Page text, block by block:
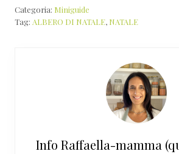
Categoria: Miniguide
Tag: ALBERO DI NATALE, NATALE
Info Raffaella-mamma